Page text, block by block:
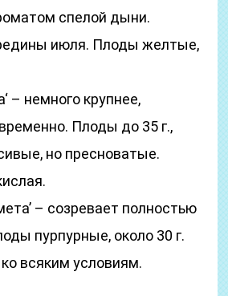
спелой дыни.
июля. Плоды желтые,
– немного крупнее,
Плоды до 35 г.,
но пресноватые.
– созревает полностью
пурпурные, около 30 г.
всяким условиям.